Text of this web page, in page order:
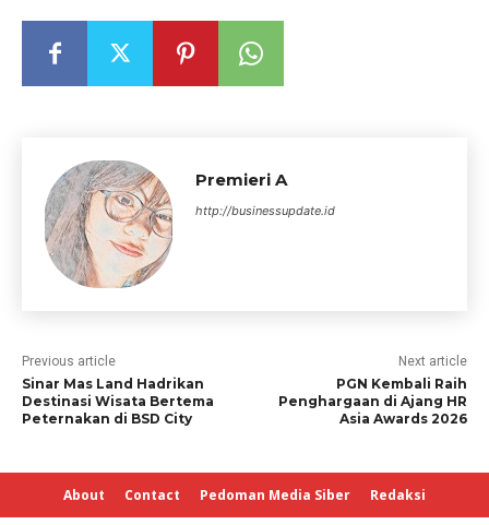
Premieri A
http://businessupdate.id
Previous article
Sinar Mas Land Hadrikan
Destinasi Wisata Bertema
Peternakan di BSD City
Next article
PGN Kembali Raih
Penghargaan di Ajang HR
Asia Awards 2026
About Contact Pedoman Media Siber Redaksi